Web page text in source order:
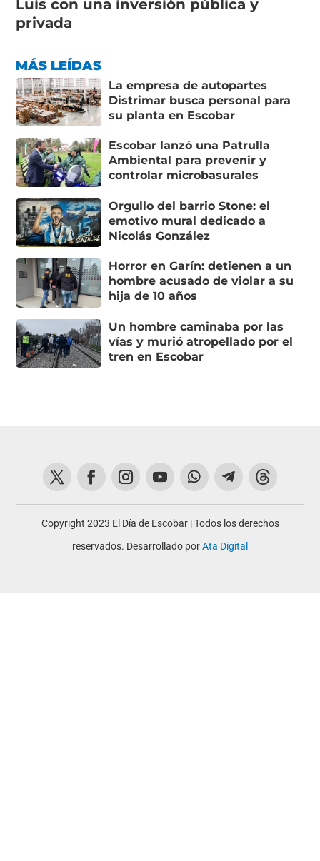
Luis con una inversión pública y
privada
MÁS LEÍDAS
La empresa de autopartes
Distrimar busca personal para
su planta en Escobar
Escobar lanzó una Patrulla
Ambiental para prevenir y
controlar microbasurales
Orgullo del barrio Stone: el
emotivo mural dedicado a
Nicolás González
Horror en Garín: detienen a un
hombre acusado de violar a su
hija de 10 años
Un hombre caminaba por las
vías y murió atropellado por el
tren en Escobar
Copyright 2023 El Día de Escobar | Todos los derechos
reservados. Desarrollado porAta Digital